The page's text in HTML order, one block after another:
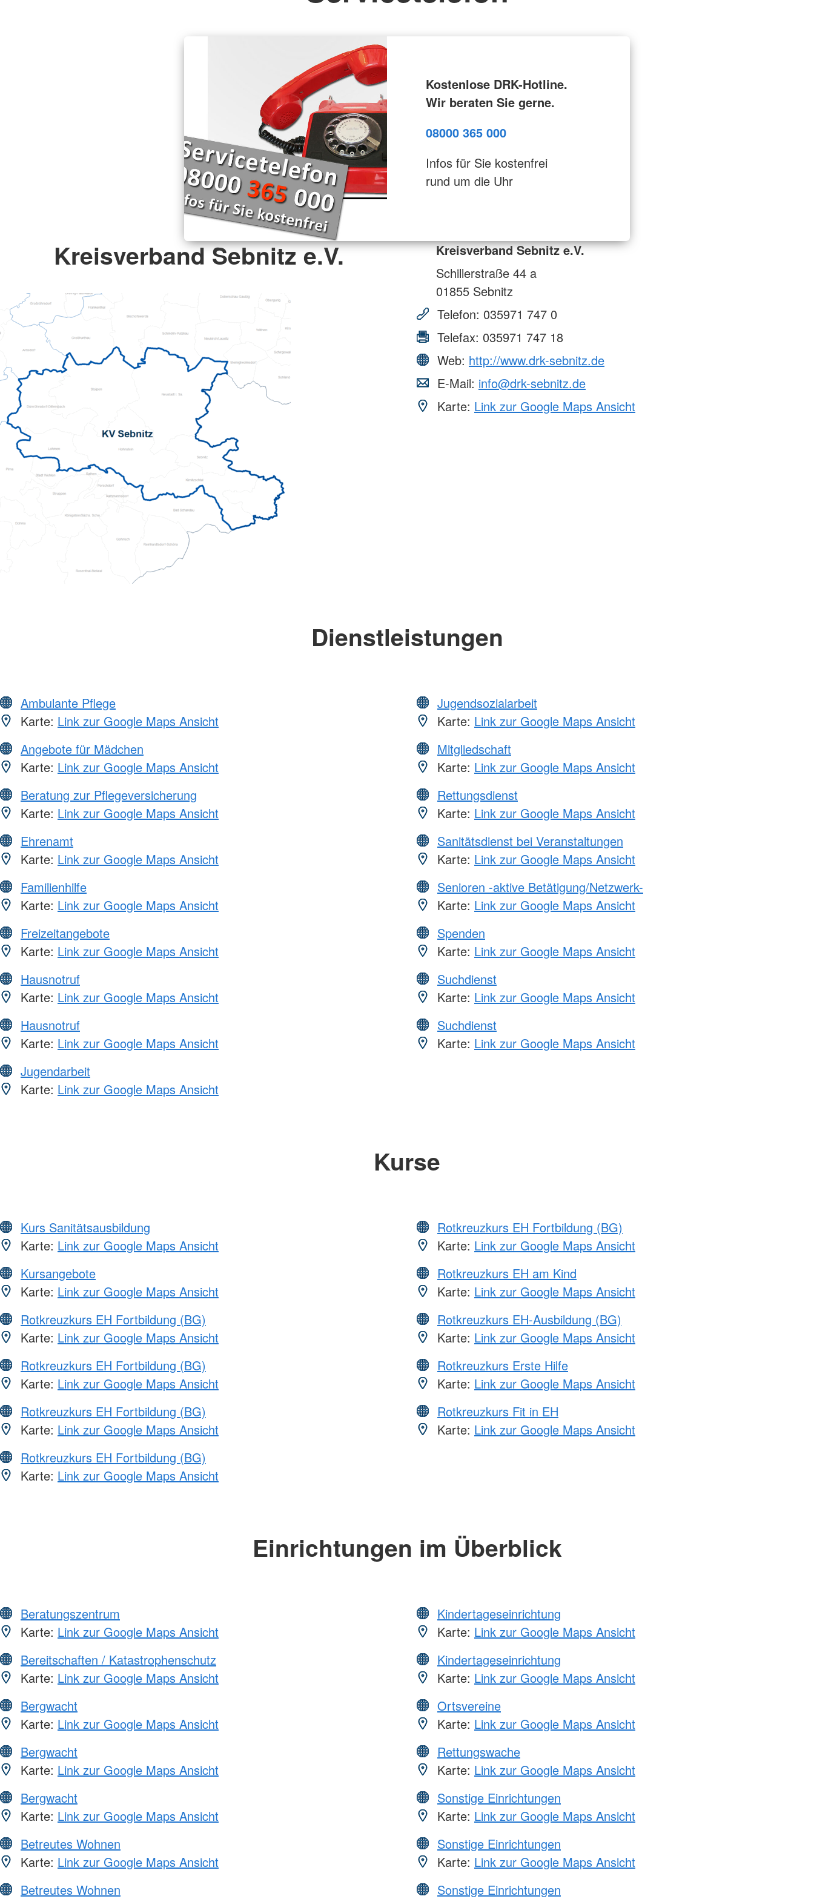
Kostenlose DRK-Hotline.
Wir beraten Sie gerne.
08000 365 000
Infos für Sie kostenfrei
rund um die Uhr
Kreisverband Sebnitz e.V.
Kreisverband Sebnitz e.V.
Schillerstraße 44 a
01855 Sebnitz
Telefon: 035971 747 0
Telefax: 035971 747 18
Web: http://www.drk-sebnitz.de
E-Mail: info@drk-sebnitz.de
Karte: Link zur Google Maps Ansicht
Dienstleistungen
Ambulante Pflege
Karte: Link zur Google Maps Ansicht
Angebote für Mädchen
Karte: Link zur Google Maps Ansicht
Beratung zur Pflegeversicherung
Karte: Link zur Google Maps Ansicht
Ehrenamt
Karte: Link zur Google Maps Ansicht
Familienhilfe
Karte: Link zur Google Maps Ansicht
Freizeitangebote
Karte: Link zur Google Maps Ansicht
Hausnotruf
Karte: Link zur Google Maps Ansicht
Hausnotruf
Karte: Link zur Google Maps Ansicht
Jugendarbeit
Karte: Link zur Google Maps Ansicht
Jugendsozialarbeit
Karte: Link zur Google Maps Ansicht
Mitgliedschaft
Karte: Link zur Google Maps Ansicht
Rettungsdienst
Karte: Link zur Google Maps Ansicht
Sanitätsdienst bei Veranstaltungen
Karte: Link zur Google Maps Ansicht
Senioren -aktive Betätigung/Netzwerk-
Karte: Link zur Google Maps Ansicht
Spenden
Karte: Link zur Google Maps Ansicht
Suchdienst
Karte: Link zur Google Maps Ansicht
Suchdienst
Karte: Link zur Google Maps Ansicht
Kurse
Kurs Sanitätsausbildung
Karte: Link zur Google Maps Ansicht
Kursangebote
Karte: Link zur Google Maps Ansicht
Rotkreuzkurs EH Fortbildung (BG)
Karte: Link zur Google Maps Ansicht
Rotkreuzkurs EH Fortbildung (BG)
Karte: Link zur Google Maps Ansicht
Rotkreuzkurs EH Fortbildung (BG)
Karte: Link zur Google Maps Ansicht
Rotkreuzkurs EH Fortbildung (BG)
Karte: Link zur Google Maps Ansicht
Rotkreuzkurs EH Fortbildung (BG)
Karte: Link zur Google Maps Ansicht
Rotkreuzkurs EH am Kind
Karte: Link zur Google Maps Ansicht
Rotkreuzkurs EH-Ausbildung (BG)
Karte: Link zur Google Maps Ansicht
Rotkreuzkurs Erste Hilfe
Karte: Link zur Google Maps Ansicht
Rotkreuzkurs Fit in EH
Karte: Link zur Google Maps Ansicht
Einrichtungen im Überblick
Beratungszentrum
Karte: Link zur Google Maps Ansicht
Bereitschaften / Katastrophenschutz
Karte: Link zur Google Maps Ansicht
Bergwacht
Karte: Link zur Google Maps Ansicht
Bergwacht
Karte: Link zur Google Maps Ansicht
Bergwacht
Karte: Link zur Google Maps Ansicht
Betreutes Wohnen
Karte: Link zur Google Maps Ansicht
Betreutes Wohnen
Kindertageseinrichtung
Karte: Link zur Google Maps Ansicht
Kindertageseinrichtung
Karte: Link zur Google Maps Ansicht
Ortsvereine
Karte: Link zur Google Maps Ansicht
Rettungswache
Karte: Link zur Google Maps Ansicht
Sonstige Einrichtungen
Karte: Link zur Google Maps Ansicht
Sonstige Einrichtungen
Karte: Link zur Google Maps Ansicht
Sonstige Einrichtungen